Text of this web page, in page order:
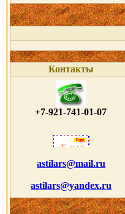
Контакты
+7-921-741-01-07
astilars@mail.ru
astilars@yandex.ru